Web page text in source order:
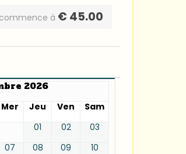
commence à € 45.00
2026
Mer Jeu Ven
Sam
01
02
03
07 08 09
10